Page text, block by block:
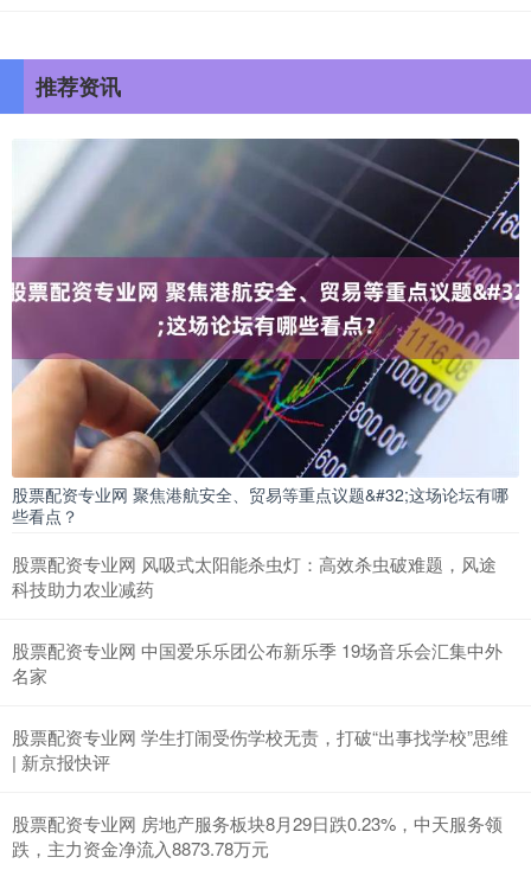
推荐资讯
股票配资专业网 聚焦港航安全、贸易等重点议题&#32;这场论坛有哪
些看点？
股票配资专业网 风吸式太阳能杀虫灯：高效杀虫破难题，风途
科技助力农业减药
股票配资专业网 中国爱乐乐团公布新乐季 19场音乐会汇集中外
名家
股票配资专业网 学生打闹受伤学校无责，打破“出事找学校”思维
| 新京报快评
股票配资专业网 房地产服务板块8月29日跌0.23%，中天服务领
跌，主力资金净流入8873.78万元